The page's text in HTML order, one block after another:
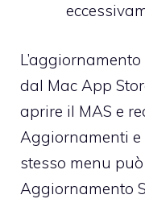
dal Mac App
aprire il MAS e
Aggiornamenti e
stesso menu
Aggiornamento